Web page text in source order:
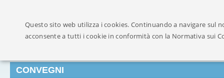
CONVEGNI
Questo sito web utilizza i cookies. Continuando a navigare sul
acconsente a tutti i cookie in conformità con la Normativa sui